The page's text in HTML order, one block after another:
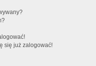
się już zalogować!